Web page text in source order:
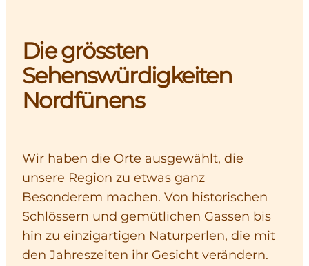
Unterkünfte
Erlebnisbuchung
Für Kinder
Die grössten
Sehenswürdigkeiten
Nordfünens
Wir haben die Orte ausgewählt, die
unsere Region zu etwas ganz
Besonderem machen. Von historischen
Schlössern und gemütlichen Gassen bis
hin zu einzigartigen Naturperlen, die mit
den Jahreszeiten ihr Gesicht verändern.